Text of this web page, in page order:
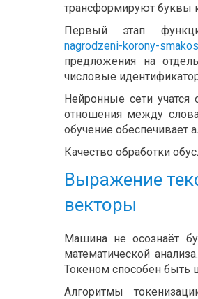
трансформируют буквы
Первый этап
nagrodzeni-korony-
предложения на
числовые
Нейронные сети
отношения между
обучение обеспечивает
Качество обработки
Выражение
векторы
Машина не осознаёт
математической
Токеном способен быть
Алгоритмы